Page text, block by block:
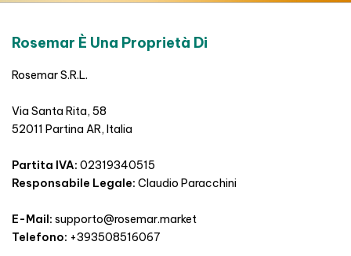
Rosemar È Una Proprietà Di
Rosemar S.R.L.
Via Santa Rita, 58
52011 Partina AR, Italia
Partita IVA: 02319340515
Responsabile Legale: Claudio Paracchini
E-Mail: supporto@rosemar.market
Telefono: +393508516067